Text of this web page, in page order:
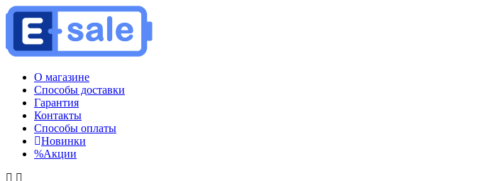
О магазине
Способы доставки
Гарантия
Контакты
Способы оплаты
Новинки
%Акции